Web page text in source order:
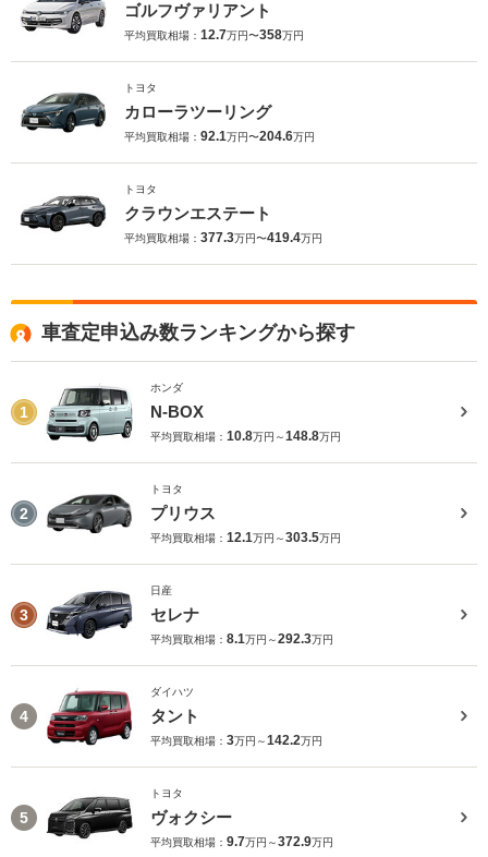
ゴルフヴァリアント
平均買取相場： 12.7万円〜358万円
トヨタ
カローラツーリング
平均買取相場： 92.1万円〜204.6万円
トヨタ
クラウンエステート
平均買取相場： 377.3万円〜419.4万円
車査定申込み数ランキングから探す
1
ホンダ
N-BOX
平均買取相場： 10.8万円～148.8万円
2
トヨタ
プリウス
平均買取相場： 12.1万円～303.5万円
3
日産
セレナ
平均買取相場： 8.1万円～292.3万円
4
ダイハツ
タント
平均買取相場： 3万円～142.2万円
5
トヨタ
ヴォクシー
平均買取相場： 9.7万円～372.9万円